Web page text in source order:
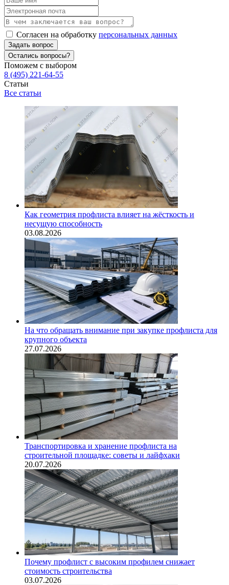
Согласен на обработку персональных данных
Задать вопрос
Остались вопросы?
Поможем с выбором
8 (495) 221-64-55
Статьи
Все статьи
Как геометрия профлиста влияет на жёсткость и
несущую способность
03.08.2026
На что обращать внимание при закупке профлиста для
крупного объекта
27.07.2026
Транспортировка и хранение профлиста на
строительной площадке: советы и лайфхаки
20.07.2026
Почему профлист с высоким профилем снижает
стоимость строительства
03.07.2026